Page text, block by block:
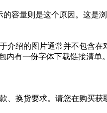
容量则是这个原因。这是
绍的图片通常并不包含
有一份字体下载链接清单。
、换货要求。请您在购买获